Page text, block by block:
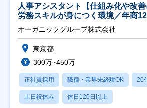
人事アシスタント【仕組み化や改善
労務スキルが身につく環境／年商
会社】
オーガニックグループ株式会社
東京都
300万~450万
正社員採用 職種・業界未経験OK 20
土日祝休み 休日120日以上